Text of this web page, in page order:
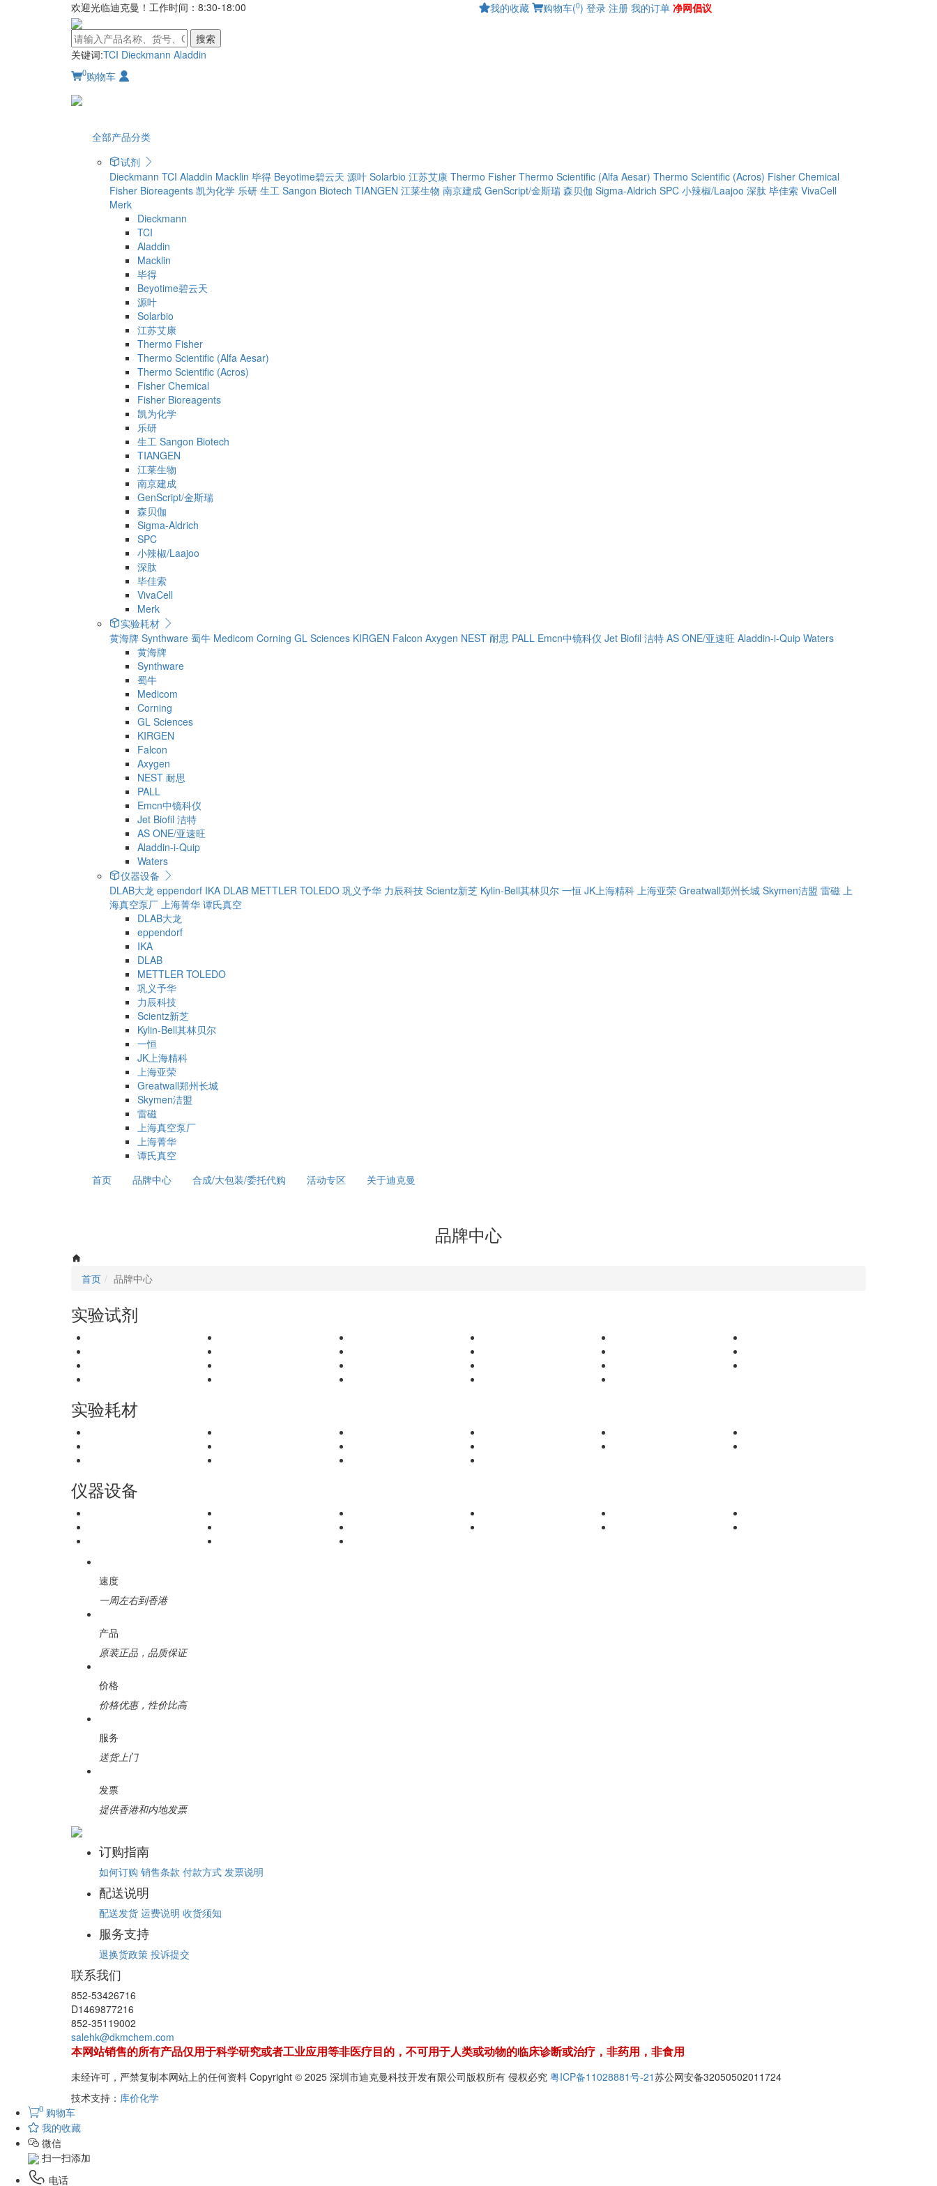
欢迎光临迪克曼！工作时间：8:30-18:00 我的收藏 购物车(0) 登录 注册 我的订单 净网倡议
搜索
关键词:TCI Dieckmann Aladdin
0购物车
全部产品分类
试剂
Dieckmann TCI Aladdin Macklin 毕得 Beyotime碧云天 源叶 Solarbio 江苏艾康 Thermo Fisher Thermo Scientific (Alfa Aesar) Thermo Scientific (Acros) Fisher Chemical
Fisher Bioreagents 凯为化学 乐研 生工 Sangon Biotech TIANGEN 江莱生物 南京建成 GenScript/金斯瑞 森贝伽 Sigma-Aldrich SPC 小辣椒/Laajoo 深肽 毕佳索 VivaCell
Merk
Dieckmann
TCI
Aladdin
Macklin
毕得
Beyotime碧云天
源叶
Solarbio
江苏艾康
Thermo Fisher
Thermo Scientific (Alfa Aesar)
Thermo Scientific (Acros)
Fisher Chemical
Fisher Bioreagents
凯为化学
乐研
生工 Sangon Biotech
TIANGEN
江莱生物
南京建成
GenScript/金斯瑞
森贝伽
Sigma-Aldrich
SPC
小辣椒/Laajoo
深肽
毕佳索
VivaCell
Merk
实验耗材
黄海牌 Synthware 蜀牛 Medicom Corning GL Sciences KIRGEN Falcon Axygen NEST 耐思 PALL Emcn中镜科仪 Jet Biofil 洁特 AS ONE/亚速旺 Aladdin-i-Quip Waters
黄海牌
Synthware
蜀牛
Medicom
Corning
GL Sciences
KIRGEN
Falcon
Axygen
NEST 耐思
PALL
Emcn中镜科仪
Jet Biofil 洁特
AS ONE/亚速旺
Aladdin-i-Quip
Waters
仪器设备
DLAB大龙 eppendorf IKA DLAB METTLER TOLEDO 巩义予华 力辰科技 Scientz新芝 Kylin-Bell其林贝尔 一恒 JK上海精科 上海亚荣 Greatwall郑州长城 Skymen洁盟 雷磁 上
海真空泵厂 上海菁华 谭氏真空
DLAB大龙
eppendorf
IKA
DLAB
METTLER TOLEDO
巩义予华
力辰科技
Scientz新芝
Kylin-Bell其林贝尔
一恒
JK上海精科
上海亚荣
Greatwall郑州长城
Skymen洁盟
雷磁
上海真空泵厂
上海菁华
谭氏真空
首页
品牌中心 合成/大包装/委托代购 活动专区 关于迪克曼
品牌中心
首页 品牌中心
实验试剂
实验耗材
仪器设备
速度
一周左右到香港
产品
原装正品，品质保证
价格
价格优惠，性价比高
服务
送货上门
发票
提供香港和内地发票
订购指南
如何订购 销售条款 付款方式 发票说明
配送说明
配送发货 运费说明 收货须知
服务支持
退换货政策 投诉提交
联系我们
852-53426716
D1469877216
852-35119002
salehk@dkmchem.com
本网站销售的所有产品仅用于科学研究或者工业应用等非医疗目的，不可用于人类或动物的临床诊断或治疗，非药用，非食用
未经许可，严禁复制本网站上的任何资料 Copyright © 2025 深圳市迪克曼科技开发有限公司版权所有 侵权必究 粤ICP备11028881号-21苏公网安备32050502011724
技术支持： 库价化学
0 购物车
我的收藏
微信
扫一扫添加
电话